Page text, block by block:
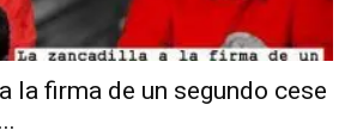
la firma de un segundo cese